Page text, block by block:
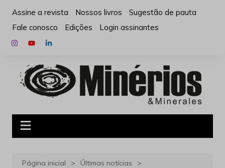
para
conteúdo
Assine a revista Nossos livros
Sugestão de pauta
Fale conosco
Edições Login assinantes
Página inicial
Últimas notícias